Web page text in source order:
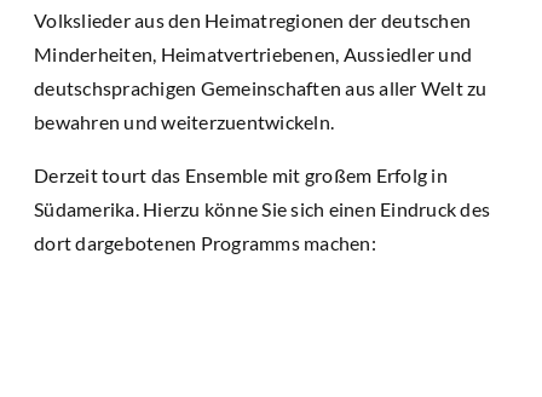
Volkslieder aus den Heimatregionen der deutschen
Minderheiten, Heimatvertriebenen, Aussiedler und
deutschsprachigen Gemeinschaften aus aller Welt zu
bewahren und weiterzuentwickeln.
Derzeit tourt das Ensemble mit großem Erfolg in
Südamerika. Hierzu könne Sie sich einen Eindruck des
dort dargebotenen Programms machen: